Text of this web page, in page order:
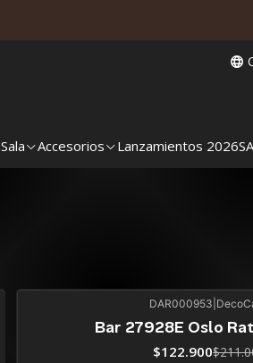
Sala Accesorios Lanzamientos 2026
DAR000953
Bar 27928E Oslo
$122.900